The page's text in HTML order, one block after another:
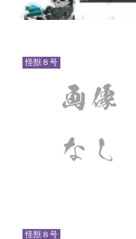
怪獣８号
怪獣８号